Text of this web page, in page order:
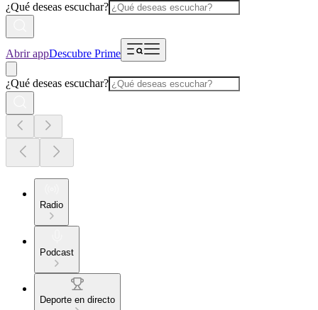
¿Qué deseas escuchar?
Abrir appDescubre Prime
¿Qué deseas escuchar?
Radio
Podcast
Deporte en directo